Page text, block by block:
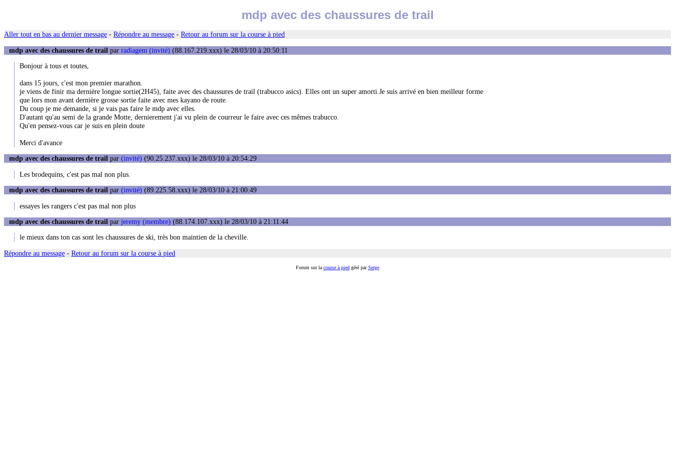
mdp avec des chaussures de trail
Aller tout en bas au dernier message - Répondre au message - Retour au forum sur la course à pied
mdp avec des chaussures de trail par radiagem (invité) (88.167.219.xxx) le 28/03/10 à 20:50:11
Bonjour à tous et toutes,
dans 15 jours, c'est mon premier marathon.
je viens de finir ma dernière longue sortie(2H45), faite avec des chaussures de trail (trabucco asics). Elles ont un super amorti.Je suis arrivé en bien meilleur forme
que lors mon avant dernière grosse sortie faite avec mes kayano de route.
Du coup je me demande, si je vais pas faire le mdp avec elles.
D'autant qu'au semi de la grande Motte, dernierement j'ai vu plein de courreur le faire avec ces mêmes trabucco.
Qu'en pensez-vous car je suis en plein doute
Merci d'avance
mdp avec des chaussures de trail par (invité) (90.25.237.xxx) le 28/03/10 à 20:54:29
Les brodequins, c'est pas mal non plus.
mdp avec des chaussures de trail par (invité) (89.225.58.xxx) le 28/03/10 à 21:00:49
essayes les rangers c'est pas mal non plus
mdp avec des chaussures de trail par jeremy (membre) (88.174.107.xxx) le 28/03/10 à 21:11:44
le mieux dans ton cas sont les chaussures de ski, très bon maintien de la cheville.
Répondre au message - Retour au forum sur la course à pied
Forum sur la course à pied géré parSerge